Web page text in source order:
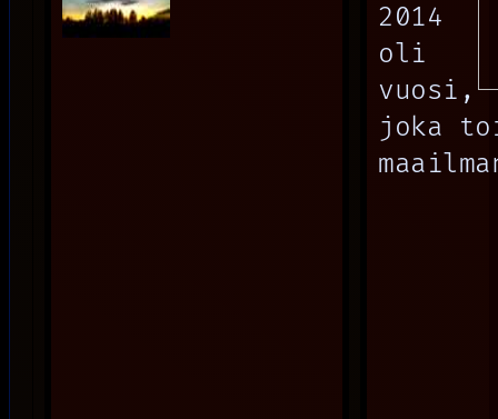
2014
oli
vuosi,
joka